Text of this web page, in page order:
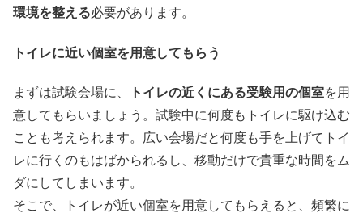
環境を整える必要があります。
トイレに近い個室を用意してもらう
まずは試験会場に、 トイレの近くにある受験用の個室を用
意してもらいましょう。試験中に何度もトイレに駆け込む
ことも考えられます。広い会場だと何度も手を上げてトイ
レに行くのもはばかられるし、移動だけで貴重な時間をム
ダにしてしまいます。
そこで、トイレが近い個室を用意してもらえると、頻繁に